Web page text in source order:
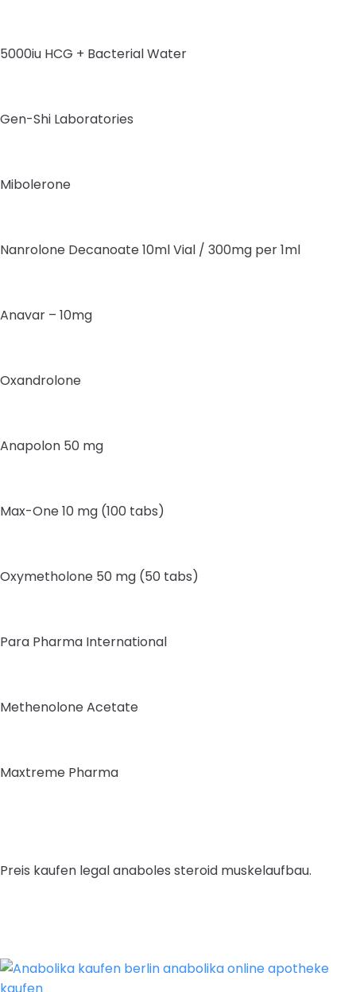
5000iu HCG + Bacterial Water
Gen-Shi Laboratories
Mibolerone
Nanrolone Decanoate 10ml Vial / 300mg per 1ml
Anavar – 10mg
Oxandrolone
Anapolon 50 mg
Max-One 10 mg (100 tabs)
Oxymetholone 50 mg (50 tabs)
Para Pharma International
Methenolone Acetate
Maxtreme Pharma
Preis kaufen legal anaboles steroid muskelaufbau.